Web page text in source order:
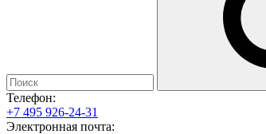
Телефон:
+7 495 926-24-31
Электронная почта: